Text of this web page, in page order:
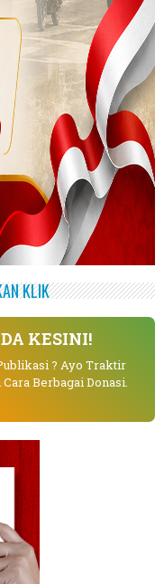
KLIK
KESINI!
? Ayo Traktir
Berbagai Donasi.